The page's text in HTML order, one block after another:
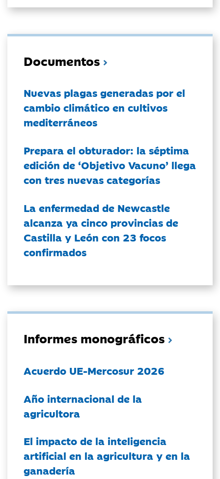
Documentos
Nuevas plagas generadas por el
cambio climático en cultivos
mediterráneos
Prepara el obturador: la séptima
edición de ‘Objetivo Vacuno’ llega
con tres nuevas categorías
La enfermedad de Newcastle
alcanza ya cinco provincias de
Castilla y León con 23 focos
confirmados
Informes monográficos
Acuerdo UE-Mercosur 2026
Año internacional de la
agricultora
El impacto de la inteligencia
artificial en la agricultura y en la
ganadería